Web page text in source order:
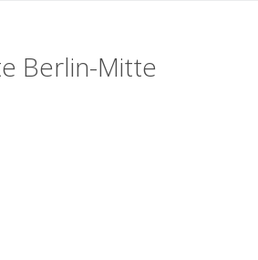
Berlin-Mitte